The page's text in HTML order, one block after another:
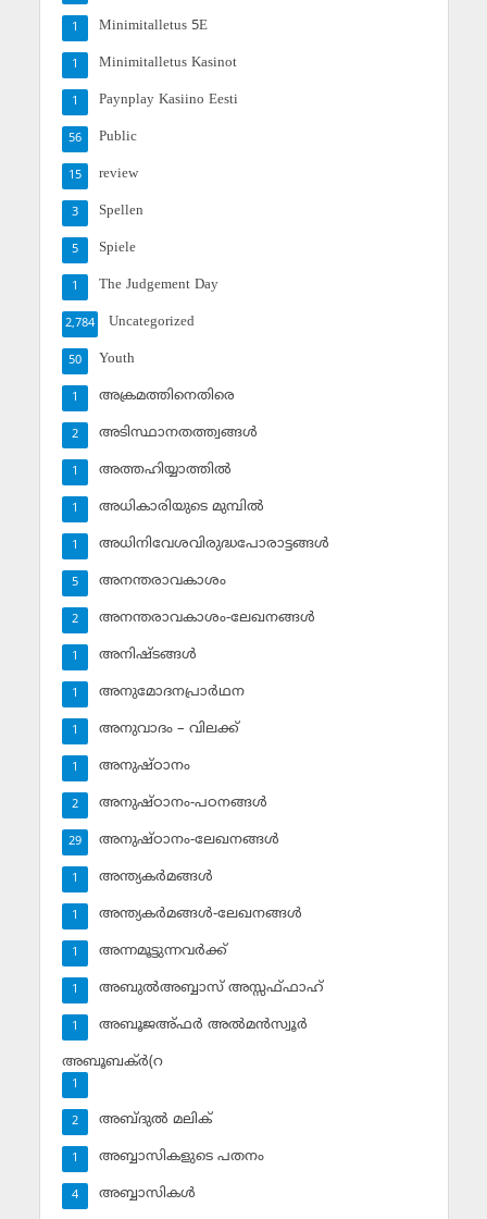
Minimitalletus 5E
1
Minimitalletus Kasinot
1
Paynplay Kasiino Eesti
1
Public
56
review
15
Spellen
3
Spiele
5
The Judgement Day
1
Uncategorized
2,784
Youth
50
അക്രമത്തിനെതിരെ
1
അടിസ്ഥാനതത്ത്വങ്ങള്‍
2
അത്തഹിയ്യാത്തില്‍
1
അധികാരിയുടെ മുമ്പില്‍
1
അധിനിവേശവിരുദ്ധപോരാട്ടങ്ങള്‍
1
അനന്തരാവകാശം
5
അനന്തരാവകാശം-ലേഖനങ്ങള്‍
2
അനിഷ്ടങ്ങള്‍
1
അനുമോദനപ്രാര്‍ഥന
1
അനുവാദം – വിലക്ക്‌
1
അനുഷ്ഠാനം
1
അനുഷ്ഠാനം-പഠനങ്ങള്‍
2
അനുഷ്ഠാനം-ലേഖനങ്ങള്‍
29
അന്ത്യകര്‍മങ്ങള്‍
1
അന്ത്യകര്‍മങ്ങള്‍-ലേഖനങ്ങള്‍
1
അന്നമൂട്ടുന്നവര്‍ക്ക്
1
അബുല്‍അബ്ബാസ് അസ്സഫ്ഫാഹ്‌
1
അബൂജഅ്ഫര്‍ അല്‍മന്‍സ്വൂര്‍
1
അബൂബക്ര്‍(റ
1
അബ്ദുല്‍ മലിക്‌
2
അബ്ബാസികളുടെ പതനം
1
അബ്ബാസികള്‍
4